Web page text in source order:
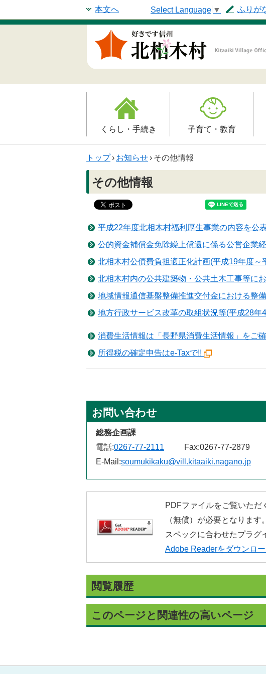
本文へ Select Language ▼ ふりが
くらし・手続き
登録
防災情報
年金・保険
税金
ごみ・リサイクル
交通安全・防犯
施設
移住
助成・支援制度
子育て・教育
母子の健康・予防接種
保育園
教育委員会
公民館
トップ› お知らせ› その他情報
その他情報
平成22年度北相木村福利厚生事業の内容を公
公的資金補償金免除繰上償還に係る公営企業
北相木村公債費負担適正化計画(平成19年度～
北相木村内の公共建築物・公共土木工事等に
地域情報通信基盤整備推進交付金における整
地方行政サービス改革の取組状況等(平成28年
消費生活情報は「長野県消費生活情報」をご
所得税の確定申告はe-Taxで!!
お問い合わせ
総務企画課
電話:0267-77-2111 Fax:0267-77-2879
E-Mail:soumukikaku@vill.kitaaiki.nagano.jp
PDFファイルをご覧いただ
（無償）が必要となりま
スペックに合わせたプラグ
Adobe Readerをダウンロ
閲覧履歴
このページと関連性の高いページ